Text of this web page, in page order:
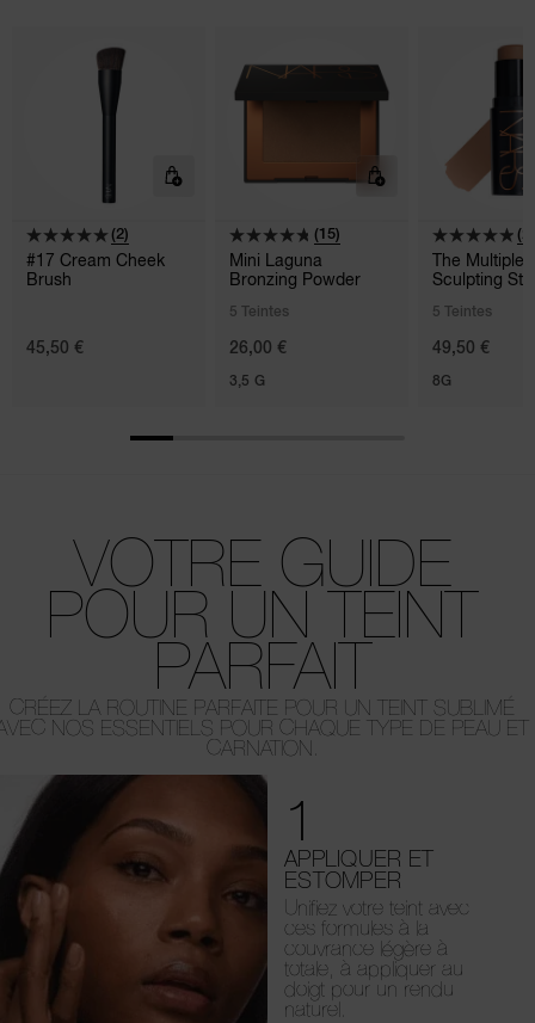
(2)
#17 Cream Cheek
Brush
45,50 €
(15)
Mini Laguna
Bronzing Powder
5 Teintes
26,00 €
3,5 G
The Multiple
Sculpting
5 Teintes
49,50 €
8G
VOTRE GUIDE
POUR UN TEINT
PARFAIT
CRÉEZ LA ROUTINE PARFAITE POUR UN TEINT SUBLIMÉ
NOS ESSENTIELS POUR CHAQUE TYPE DE PEAU ET
CARNATION.
1
APPLIQUER ET
ESTOMPER
Unifiez votre teint avec
ces formules à la
couvrance légère à
totale, à appliquer au
doigt pour un rendu
naturel.